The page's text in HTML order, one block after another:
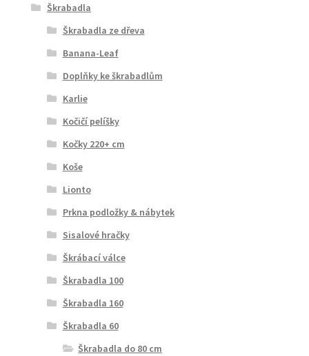
Škrabadla
Škrabadla ze dřeva
Banana-Leaf
Doplňky ke škrabadlům
Karlie
Kočičí pelíšky
Kočky 220+ cm
Koše
Lionto
Prkna podložky & nábytek
Sisalové hračky
Škrábací válce
Škrabadla 100
Škrabadla 160
Škrabadla 60
Škrabadla do 80 cm